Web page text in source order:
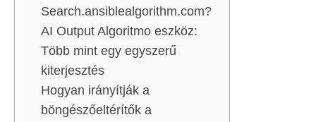
Search.ansiblealgorithm.com?
AI Output Algoritmo eszköz:
Több mint egy egyszerű
kiterjesztés
Hogyan irányítják a
böngészőeltérítők a